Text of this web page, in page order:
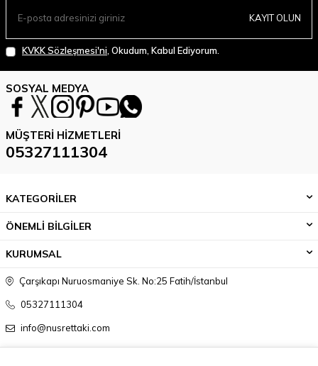
KAYIT OLUN
KVKK Sözleşmesi'ni, Okudum, Kabul Ediyorum.
SOSYAL MEDYA
MÜŞTERI HIZMETLERI
05327111304
KATEGORİLER
ÖNEMLİ BİLGİLER
KURUMSAL
Çarşıkapı Nuruosmaniye Sk. No:25 Fatih/İstanbul
05327111304
info@nusrettaki.com